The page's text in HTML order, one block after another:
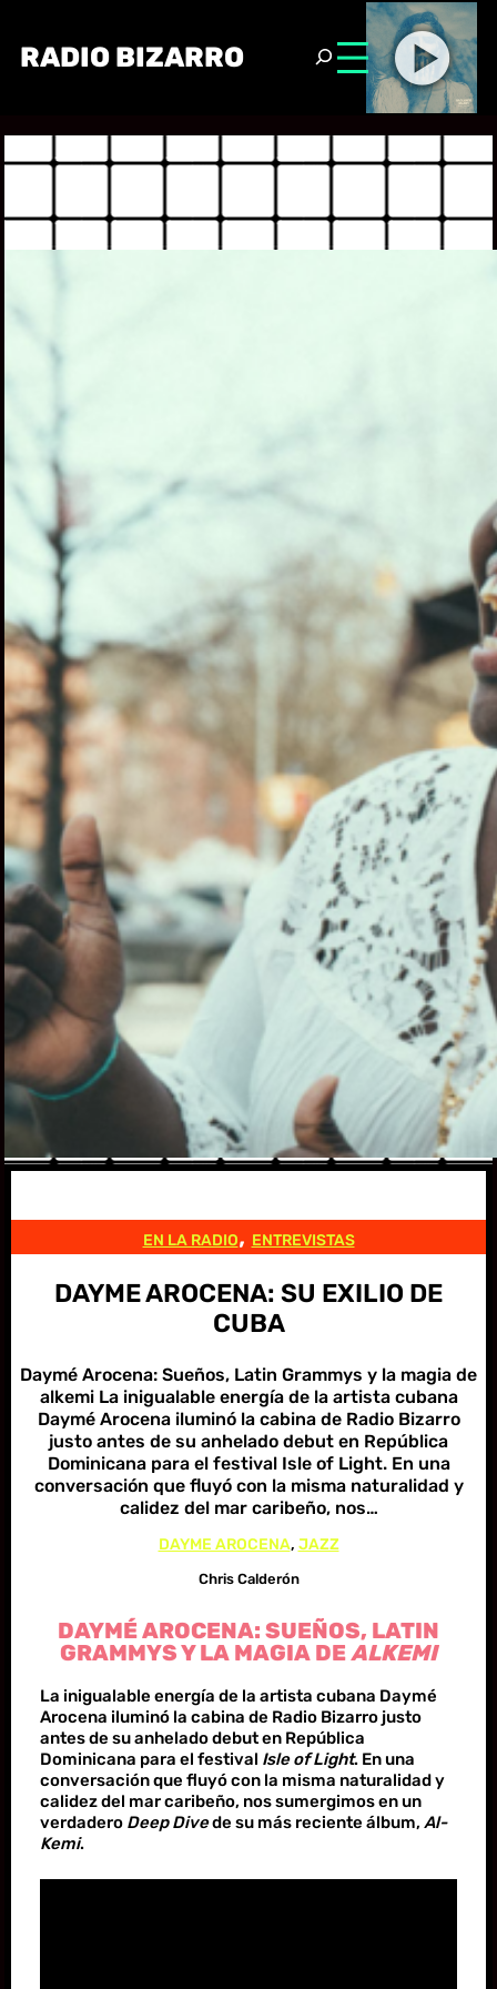
RADIO BIZARRO
EN LA RADIO, ENTREVISTAS
DAYME AROCENA: SU EXILIO DE
CUBA
Daymé Arocena: Sueños, Latin Grammys y la magia de
alkemi La inigualable energía de la artista cubana
Daymé Arocena iluminó la cabina de Radio Bizarro
justo antes de su anhelado debut en República
Dominicana para el festival Isle of Light. En una
conversación que fluyó con la misma naturalidad y
calidez del mar caribeño, nos…
DAYME AROCENA, JAZZ
Chris Calderón
DAYMÉ AROCENA: SUEÑOS, LATIN
GRAMMYS Y LA MAGIA DEALKEMI
La inigualable energía de la artista cubana Daymé
Arocena iluminó la cabina de Radio Bizarro justo
antes de su anhelado debut en República
Dominicana para el festival Isle of Light. En una
conversación que fluyó con la misma naturalidad y
calidez del mar caribeño, nos sumergimos en un
verdadero Deep Divede su más reciente álbum,Al-
Kemi.